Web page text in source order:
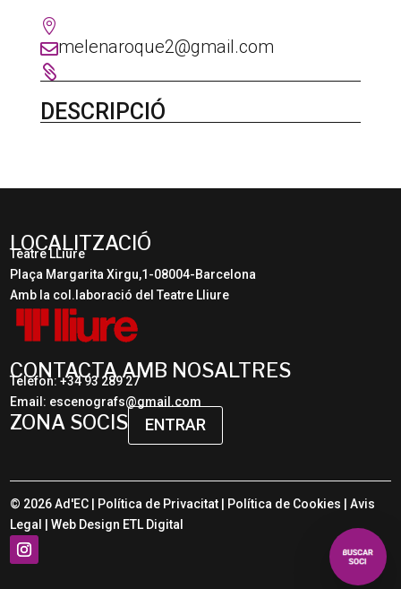

melenaroque2@gmail.com

DESCRIPCIÓ
LOCALITZACIÓ
Teatre LLiure
Plaça Margarita Xirgu,1-08004-Barcelona
Amb la col.laboració del Teatre Lliure
CONTACTA AMB NOSALTRES
Telèfon: +34 93 289 27
Email: escenografs@gmail.com
ZONA SOCIS ENTRAR
© 2026 Ad'EC | Política de Privacitat Política de Cookies |Avis
Legal
| Web Design ETL Digital